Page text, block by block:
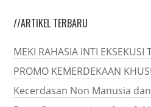
//ARTIKEL TERBARU
MEKI RAHASIA INTI EKSEKUSI
PROMO KEMERDEKAAN
Kecerdasan Non Manusia